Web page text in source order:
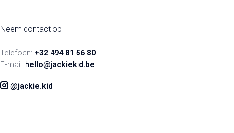
Neem contact op
Telefoon: +32 494 81 56 80
E-mail: hello@jackiekid.be
@jackie.kid